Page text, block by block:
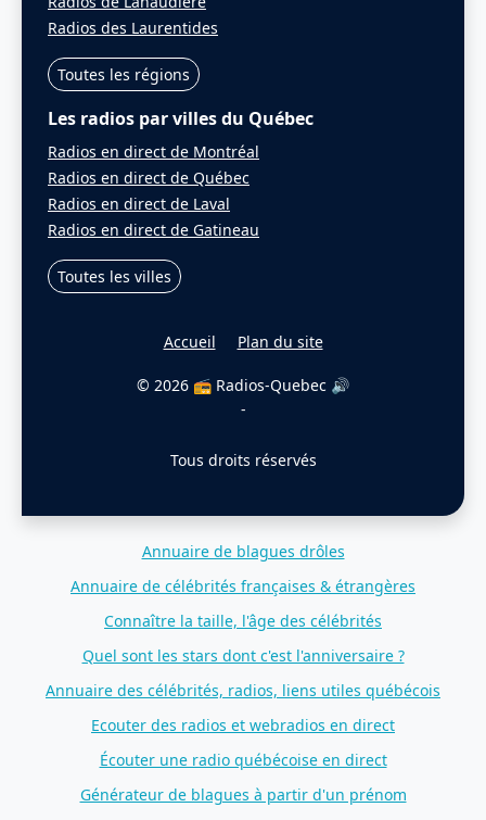
Radios des Laurentides
Toutes les régions
Les radios par villes du Québec
Radios en direct de Montréal
Radios en direct de Québec
Radios en direct de Laval
Radios en direct de Gatineau
Toutes les villes
Accueil Plan du site
© 2026 📻 Radios-Quebec 🔊
-
Tous droits réservés
Annuaire de blagues drôles
Annuaire de célébrités françaises & étrangères
Connaître la taille, l'âge des célébrités
Quel sont les stars dont c'est l'anniversaire ?
Annuaire des célébrités, radios, liens utiles québécois
Ecouter des radios et webradios en direct
Écouter une radio québécoise en direct
Générateur de blagues à partir d'un prénom